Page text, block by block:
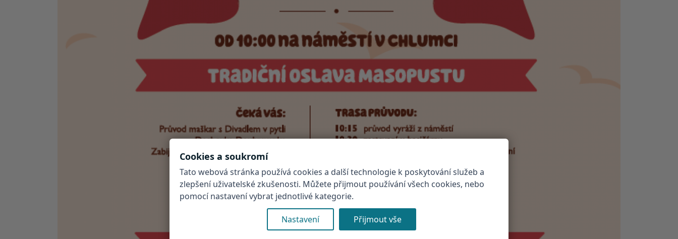
Cookies a soukromí
Tato webová stránka používá cookies a další technologie k poskytování služeb a
zlepšení uživatelské zkušenosti. Můžete přijmout používání všech cookies, nebo
pomocí nastavení vybrat jednotlivé kategorie.
Nastavení Přijmout vše